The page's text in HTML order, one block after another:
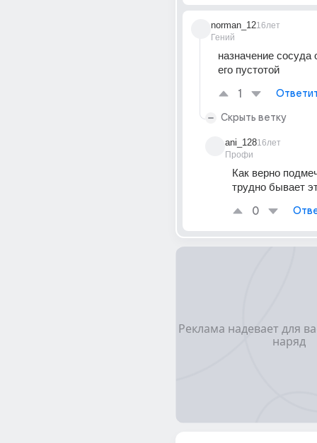
norman_12
Гений
16лет
назначение сосуда
его пустотой
1
Скрыть ветку
ani_128
Профи
16лет
Как верно
трудно бывает
0